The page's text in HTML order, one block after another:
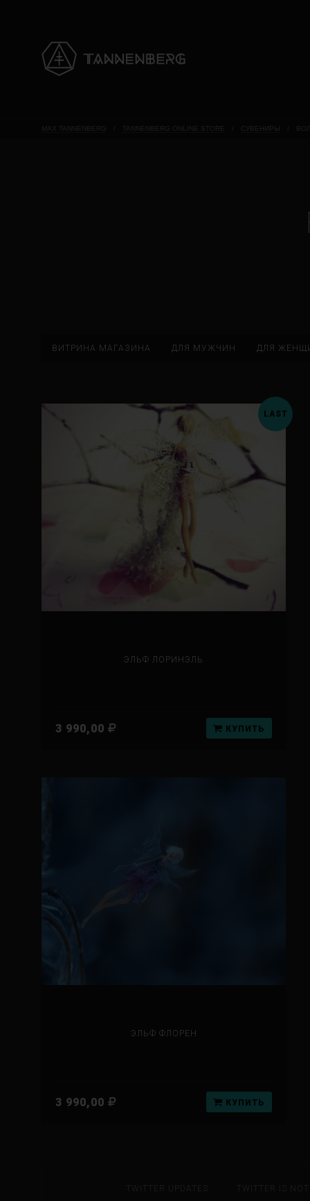
MAX TANNENBERG TANNENBERG ONLINE STORE СУВЕНИРЫ
ВИТРИНА МАГАЗИНА ДЛЯ МУЖЧИН ДЛЯ
LAST
ЭЛЬФ ЛОРИНЭЛЬ
3 990,00 КУПИТЬ
ЭЛЬФ ФЛОРЕН
3 990,00 КУПИТЬ
TWITTER UPDATES
TWITTER IS